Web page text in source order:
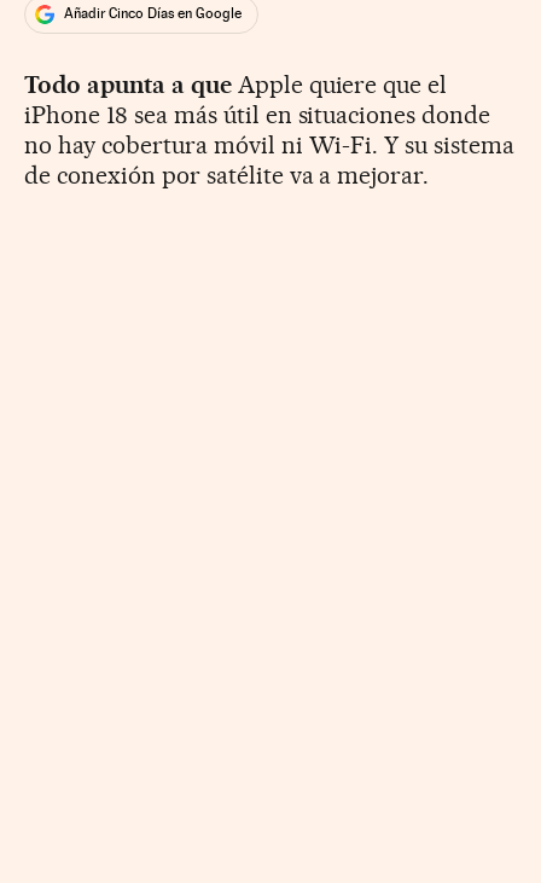
Añadir Cinco Días en Google
Todo apunta a queApple quiere que el
iPhone 18 sea más útil en situaciones donde
no hay cobertura móvil ni Wi-Fi. Y su sistema
de conexión por satélite va a mejorar.